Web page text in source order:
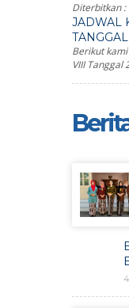
Diterbitkan :
JADWAL
Berikut
VIII Tanggal